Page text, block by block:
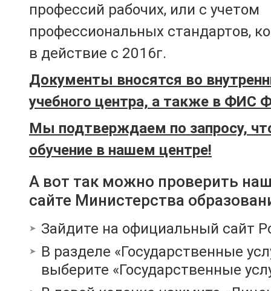
профессий рабочих, или с учетом
профессиональных стандартов,
в действие с 2016г.
Документы вносятся во
учебного центра, а также в ФИС
Мы подтверждаем по запросу,
обучение в нашем центре!
А вот так можно проверить
сайте Министерства
Зайдите на официальный сайт
В разделе «Государственные
выберите «Государственные